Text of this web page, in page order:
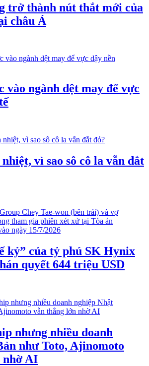
trở thành nút thắt mới của
châu Á
vào ngành dệt may để vực
vì sao sô cô la vẫn đắt
kỷ” của tỷ phú SK Hynix
quyết 644 triệu USD
nhưng nhiều doanh
như Toto, Ajinomoto
nhờ AI